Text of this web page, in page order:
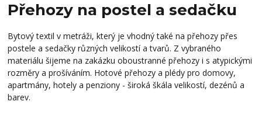
Přehozy na postel a sedačku
Bytový textil v metráži, který je vhodný také na přehozy přes
postele a sedačky různých velikostí a tvarů. Z vybraného
materiálu šijeme na zakázku oboustranné přehozy i s atypickými
rozměry a prošíváním. Hotové přehozy a plédy pro domovy,
apartmány, hotely a penziony - široká škála velikostí, dezénů a
barev.